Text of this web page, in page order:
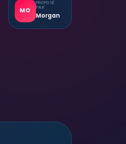
MO
PROPOSÉ
PAR
Morgan